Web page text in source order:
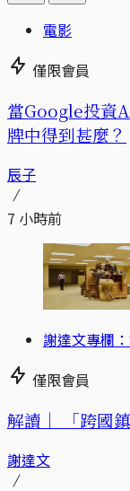
電影
僅限會員
當Google投資
牌中得到甚麼？
辰子
7 小時前
謝達文專欄
僅限會員
解讀｜ 「跨國
謝達文